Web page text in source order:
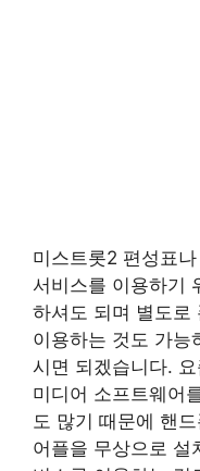
미스트롯2 편성표
서비스를 이용하기
하셔도 되며 별도로
이용하는 것도 가능
시면 되겠습니다.
미디어 소프트웨어
도 많기 때문에 핸
어플을 무상으로 설